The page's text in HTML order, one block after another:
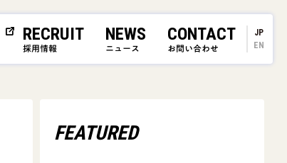
RECRUIT
採用情報
NEWS
ニュース
CONTACT
お問い合わせ EN
JP
FEATURED